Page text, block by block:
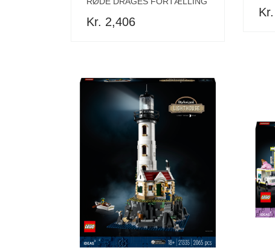
Kr. 2,406